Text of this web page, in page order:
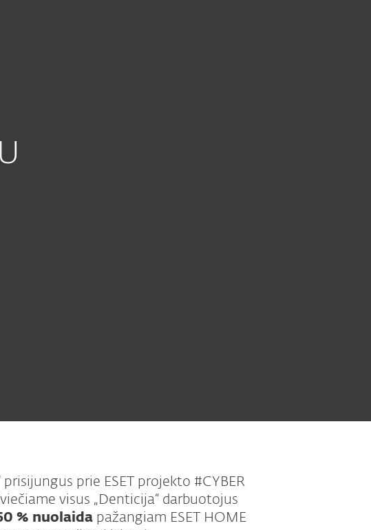
prie ESET projekto #CYBER
visus „Denticija“ darbuotojus
% nuolaida pažangiam ESET HOME